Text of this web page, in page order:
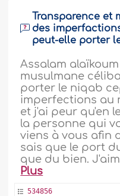
Transparence et
des
peut-elle porter
Assalam
musulmane
porter le niqab
imperfections au
et j'ai peur qu'en
la personne qui
viens à vous afin
sais que le port
que du bien.
Plus
534856